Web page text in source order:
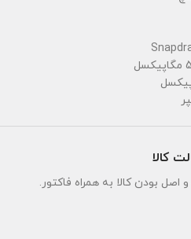
کالا
اصل بودن کالا به همراه فاکتور.